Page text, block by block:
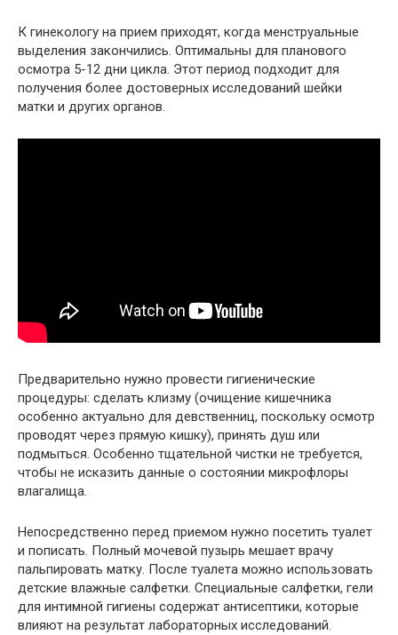
К гинекологу на прием приходят, когда менструальные
выделения закончились. Оптимальны для планового
осмотра 5-12 дни цикла. Этот период подходит для
получения более достоверных исследований шейки
матки и других органов.
Предварительно нужно провести гигиенические
процедуры: сделать клизму (очищение кишечника
особенно актуально для девственниц, поскольку осмотр
проводят через прямую кишку), принять душ или
подмыться. Особенно тщательной чистки не требуется,
чтобы не исказить данные о состоянии микрофлоры
влагалища.
Непосредственно перед приемом нужно посетить туалет
и пописать. Полный мочевой пузырь мешает врачу
пальпировать матку. После туалета можно использовать
детские влажные салфетки. Специальные салфетки, гели
для интимной гигиены содержат антисептики, которые
влияют на результат лабораторных исследований.